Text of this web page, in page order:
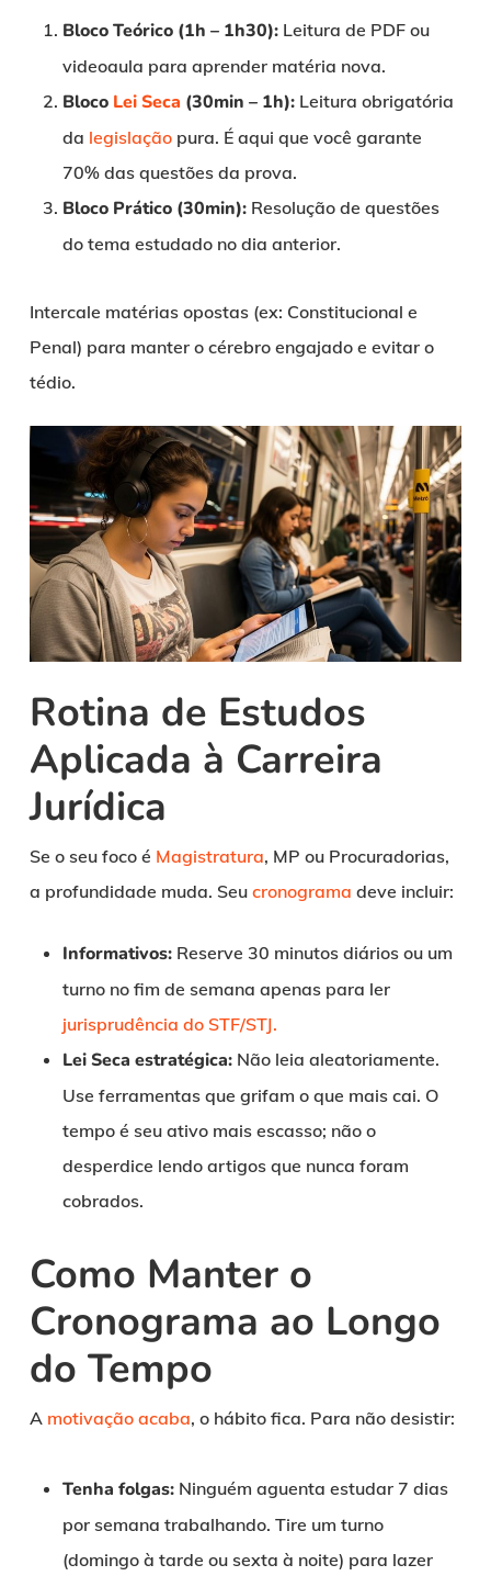
Bloco Teórico (1h – 1h30):Leitura de PDF ou
videoaula para aprender matéria nova.
Bloco Lei Seca (30min – 1h):Leitura obrigatória
da legislaçãopura. É aqui que você garante
70% das questões da prova.
Bloco Prático (30min):Resolução de questões
do tema estudado no dia anterior.
Intercale matérias opostas (ex: Constitucional e
Penal) para manter o cérebro engajado e evitar o
tédio.
Rotina de Estudos
Aplicada à Carreira
Jurídica
Se o seu foco é Magistratura, MP ou Procuradorias,
a profundidade muda. Seu cronograma deve incluir:
Informativos:Reserve 30 minutos diários ou um
turno no fim de semana apenas para ler
jurisprudência do STF/STJ.
Lei Seca estratégica:Não leia aleatoriamente.
Use ferramentas que grifam o que mais cai. O
tempo é seu ativo mais escasso; não o
desperdice lendo artigos que nunca foram
cobrados.
Como Manter o
Cronograma ao Longo
do Tempo
A motivação acaba, o hábito fica. Para não desistir:
Tenha folgas:Ninguém aguenta estudar 7 dias
por semana trabalhando. Tire um turno
(domingo à tarde ou sexta à noite) para lazer